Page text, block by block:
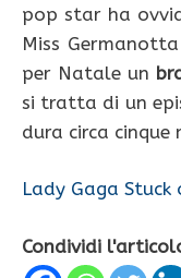
pop star ha
Miss
per Natale un
si tratta di un
dura circa cinque
Lady Gaga Stuck
Condividi